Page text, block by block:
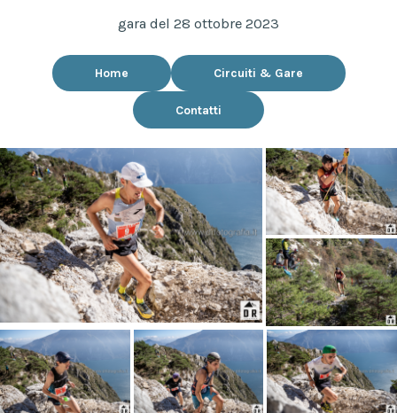
gara del 28 ottobre 2023
Home Circuiti & Gare
Contatti